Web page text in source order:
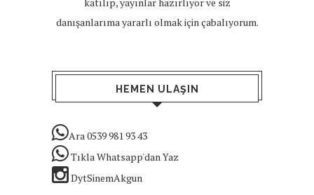
danışanlarıma yararlı olmak için çabalıyorum.
HEMEN ULAŞIN
Ara 0539 981 93 43
Tıkla Whatsapp'dan Yaz
DytSinemAkgun